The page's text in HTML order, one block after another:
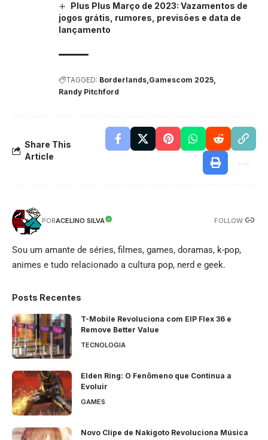
Plus Plus Março de 2023: Vazamentos de
jogos grátis, rumores, previsões e data de
lançamento
TAGGED: Borderlands Gamescom 2025
Randy Pitchford
Share This
Article
PORACELINO SILVA FOLLOW:
Sou um amante de séries, filmes, games, doramas, k-pop,
animes e tudo relacionado a cultura pop, nerd e geek.
Posts Recentes
T-Mobile Revoluciona com EIP Flex 36 e
Remove Better Value
TECNOLOGIA
Elden Ring: O Fenômeno que Continua a
Evoluir
GAMES
Novo Clipe de Nakigoto Revoluciona Música